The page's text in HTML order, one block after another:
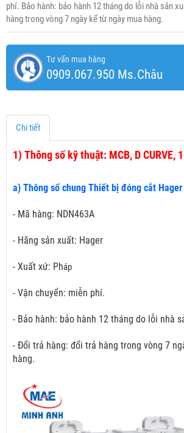
phí. Bảo hành: bảo hành 12 tháng do lỗi nhà sản
hàng trong vòng 7 ngày kể từ ngày mua hàng.
Tư vấn mua hàng
0909.067.950 Ms.Châu
Chi tiết
1) Thông số kỹ thuật: MCB, D CURVE,
a) Thông số chung Thiết bị đóng cắt Hager
- Mã hàng: NDN463A
- Hãng sản xuất: Hager
- Xuất xứ: Pháp
- Vận chuyển: miễn phí.
- Bảo hành: bảo hành 12 tháng do lỗi nhà
- Đổi trả hàng: đổi trả hàng trong vòng 7
hàng.